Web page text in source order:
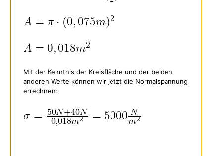
Mit der Kenntnis der Kreisfläche und der beiden
anderen Werte können wir jetzt die Normalspannung
errechnen: